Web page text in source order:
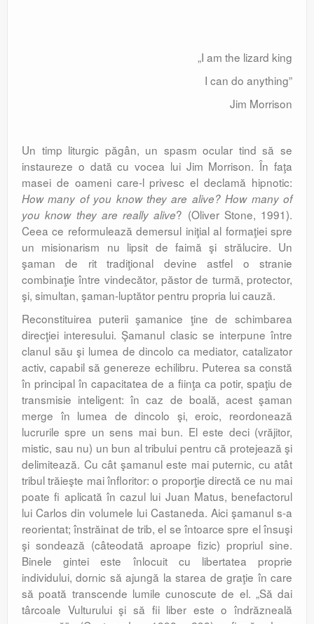
„I am the lizard king
I can do anything”
Jim Morrison
Un timp liturgic păgân, un spasm ocular tind să se
instaureze o dată cu vocea lui Jim Morrison. În faţa
masei de oameni care-l privesc el declamă hipnotic:
How many of you know they are alive? How many of
you know they are really alive? (Oliver Stone, 1991).
Ceea ce reformulează demersul iniţ­ial al formaţiei spre
un misionarism nu lipsit de faimă şi strălucire. Un
şaman de rit tradiţ­­ional devine astfel o stranie
combinaţie între vindecător, păstor de turmă, protector,
şi, simultan, şaman-luptător pentru propria lui cauză.
Reconstituirea puterii şamanice ţine de schimbarea
direcţiei interesului. Şamanul clasic se interpune între
clanul său şi lumea de dincolo ca mediator, catalizator
activ, capabil să genereze echilibru. Puterea sa constă
în principal în capacitatea de a fiinţa ca potir, spaţiu de
transmisie inteligent: în caz de boală, acest şaman
merge în lumea de dincolo şi, eroic, reordonează
lucrurile spre un sens mai bun. El este deci (vrăjitor,
mistic, sau nu) un bun al tribului pentru că protejează şi
delimitează. Cu cât şamanul este mai puternic, cu atât
tribul trăieşte mai înfloritor: o proporţie directă ce nu mai
poate fi aplicată în cazul lui Juan Matus, benefactorul
lui Carlos din volumele lui Castaneda. Aici şamanul s-a
reorientat; înstrăinat de trib, el se întoarce spre el însuşi
şi sondează (câteodată aproape fizic) pro­priul sine.
Binele gintei este înlocuit cu libertatea proprie
individului, dornic să ajungă la starea de graţie în care
să poată transcende lumile cunoscute de el. „Să dai
târcoale Vulturului şi să fii liber este o îndrăzneală